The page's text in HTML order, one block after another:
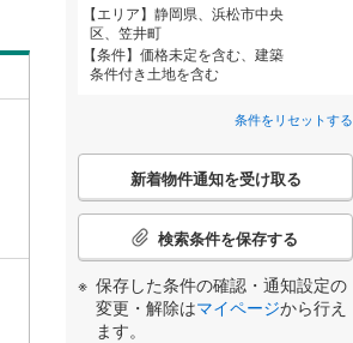
エリア
静岡県、浜松市中央
区、笠井町
条件
価格未定を含む、建築
条件付き土地を含む
条件をリセットする
こ
検
条
件
新着物件通知を受け取る
検索条件を保存する
保存した条件の確認・通知設定の
変更・解除はマイページから行え
ます。
鹿児島 沖縄
条件をリセットする
裾野市(15
御前崎市(0)
賀茂郡南伊豆町(2)
田方郡函南町(4)
駿東郡小山町(2)
周智郡森町(3)
条件をリセットする
下池川町(2 )
早出町(1)
(1)
中野町 (1
西ケ崎町(1)
半田町 ( 1)
条件をリセットする
条件をリセットする
条件をリセットする
詳しく見る
条件をリセットする